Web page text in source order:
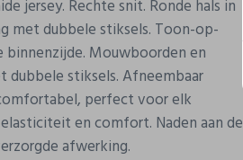
jersey. Rechte snit. Ronde hals in
met dubbele stiksels. Toon-op-
Mouwboorden en
stiksels. Afneembaar
perfect voor elk
en comfort. Naden aan de
afwerking.